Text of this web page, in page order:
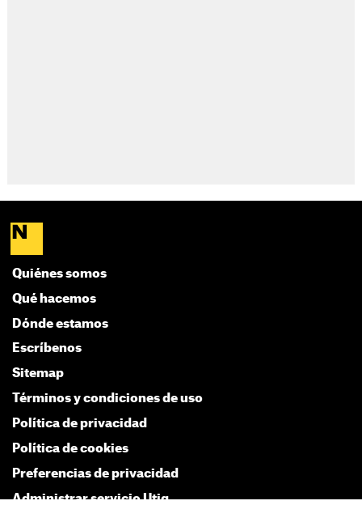
Quiénes somos
Qué hacemos
Dónde estamos
Escríbenos
Sitemap
Términos y condiciones de uso
Política de privacidad
Política de cookies
Preferencias de privacidad
Administrar servicio Utiq